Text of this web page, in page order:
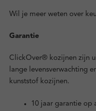
Wil je meer weten over
Garantie
ClickOver® kozijnen zijn
lange levensverwachting
kunststof kozijnen.
10 jaar garantie op